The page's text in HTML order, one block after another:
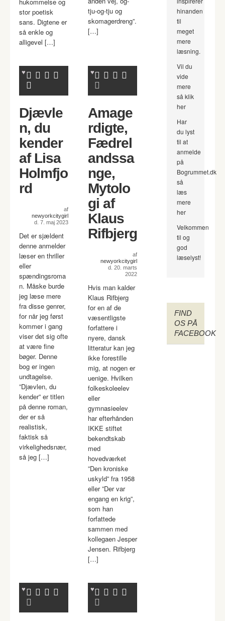
stor poetisk
sans. Digtene er
så enkle og
alligevel […]
tju-og-tju og
skomagerdreng”.
[…]
Djævle
n, du
kender
af Lisa
Holmfjo
rd
af
newyorkcitygirl
d. 7. maj 2023
Det er sjældent
denne anmelder
læser en thriller
eller
spændingsroma
n. Måske burde
jeg læse mere
fra disse genrer,
for når jeg først
kommer i gang
viser det sig ofte
at være fine
bøger. Denne
bog er ingen
undtagelse.
”Djævlen, du
kender” er titlen
på denne roman,
der er så
realistisk,
faktisk så
virkelighedsnær,
så jeg […]
Amage
rdigte,
Fædrel
andssa
nge,
Mytolo
gi af
Klaus
Rifbjerg
af
newyorkcitygirl
d. 20. marts
2022
Hvis man kalder
Klaus Rifbjerg
for en af de
væsentligste
forfattere i
nyere, dansk
litteratur kan jeg
ikke forestille
mig, at nogen er
uenige. Hvilken
folkeskoleelev
eller
gymnasieelev
har efterhånden
IKKE stiftet
bekendtskab
med
hovedværket
”Den kroniske
uskyld” fra 1958
eller ”Der var
engang en krig”,
som han
forfattede
sammen med
kollegaen Jesper
Jensen. Rifbjerg
[…]
hinanden
til
meget
mere
læsning.
Vil du
vide
mere
så klik
her
Har
du lyst
til at
anmelde
på
Bogrummet.dk
så
læs
mere
her
Velkommen
til og
god
læselyst!
FIND
OS PÅ
FACEBOOK